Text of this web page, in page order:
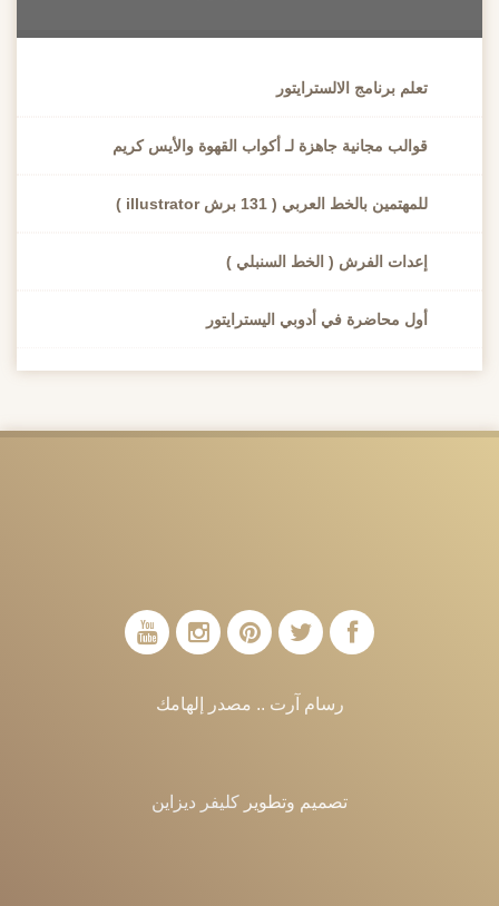
تعلم برنامج الالسترايتور
قوالب مجانية جاهزة لـ أكواب القهوة والأيس كريم
للمهتمين بالخط العربي ( 131 برش illustrator )
إعدات الفرش ( الخط السنبلي )
أول محاضرة في أدوبي اليسترايتور
رسام آرت .. مصدر إلهامك
تصميم وتطوير كليفر ديزاين